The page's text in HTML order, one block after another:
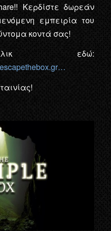
Κερδίστε δωρεάν
εμπειρία του
κοντά σας!
εδώ: